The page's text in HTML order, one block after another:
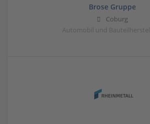
Brose Gruppe
Coburg
Automobil und